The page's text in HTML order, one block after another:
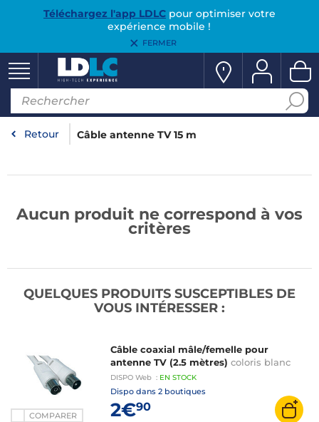
Téléchargez l'app LDLCpour optimiser votre
expérience mobile !
FERMER
Retour Câble antenne TV 15 m
Aucun produit ne correspond à vos
critères
QUELQUES PRODUITS SUSCEPTIBLES DE
VOUS INTÉRESSER :
COMPARER
Câble coaxial mâle/femelle pour
antenne TV (2.5 mètres) coloris blanc
DISPO Web : EN STOCK
Dispo dans 2 boutiques
2€90